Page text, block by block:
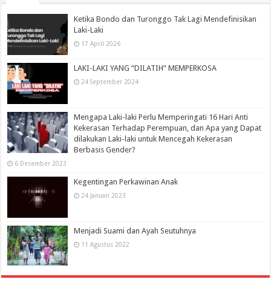
Ketika Bondo dan Turonggo Tak Lagi Mendefinisikan
Laki-Laki
17 April 2026
LAKI-LAKI YANG “DILATIH” MEMPERKOSA
24 September 2024
Mengapa Laki-laki Perlu Memperingati 16 Hari Anti
Kekerasan Terhadap Perempuan, dan Apa yang Dapat
dilakukan Laki-laki untuk Mencegah Kekerasan
Berbasis Gender?
6 Desember 2023
Kegentingan Perkawinan Anak
24 Januari 2023
Menjadi Suami dan Ayah Seutuhnya
11 Agustus 2022